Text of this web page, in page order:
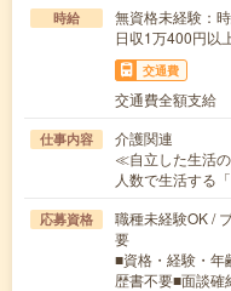
時給
無資格未経験
日収1万400円以
交通費
交通費全額支給
仕事内容
介護関連
≪自立した生活
人数で生活する
応募資格
職種未経験OK /
要
■資格・経験・年
歴書不要■面談